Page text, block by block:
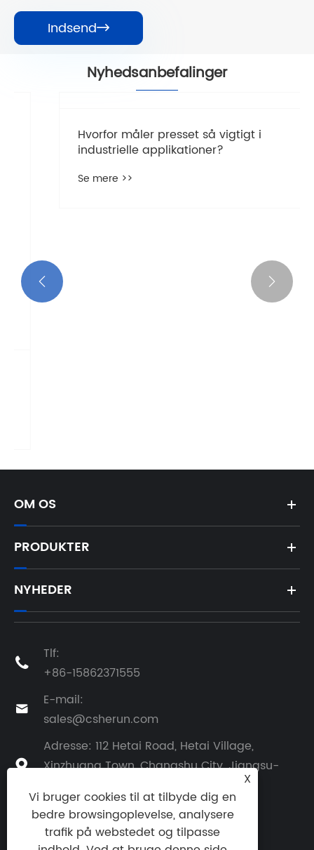
Indsend
Nyhedsanbefalinger
 
OM OS
PRODUKTER
NYHEDER

Tlf:
+86-15862371555

E-mail:
sales@csherun.com

Adresse: 112 Hetai Road, Hetai Village,
Xinzhuang Town, Changshu City, Jiangsu-
X
Vi bruger cookies til at tilbyde dig en
bedre browsingoplevelse, analysere
trafik på webstedet og tilpasse